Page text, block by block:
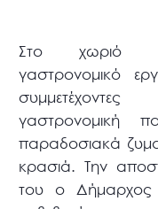
Στο χωριό
γαστρονομικό
γαστρονομική
παραδοσιακά
κρασιά. Την
του ο Δήμαρχος